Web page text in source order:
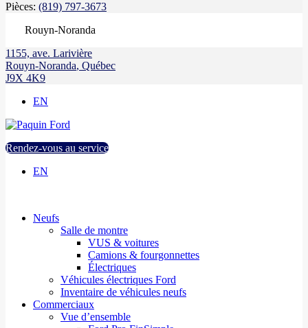
Pièces: (819) 797-3673
Rouyn-Noranda
1155, ave. Larivière
Rouyn-Noranda, Québec
J9X 4K9
EN
Rendez-vous au service
EN
Neufs
Salle de montre
VUS & voitures
Camions & fourgonnettes
Électriques
Véhicules électriques Ford
Inventaire de véhicules neufs
Commerciaux
Vue d’ensemble